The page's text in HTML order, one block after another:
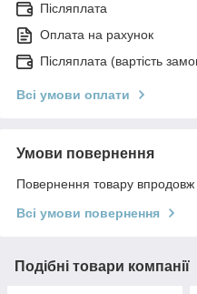
Післяплата
Оплата на рахунок
Післяплата (вартість
Всі умови оплати
Умови повернення
Повернення товару впродовж
Всі умови повернення
Подібні товари компанії